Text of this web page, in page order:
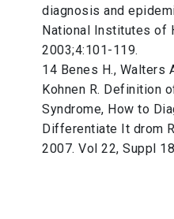
diagnosis and
National Institutes of
2003;4:101-119.
14 Benes H., Walters
Kohnen R. Definition
Syndrome, How to
Differentiate It drom
2007. Vol 22, Suppl